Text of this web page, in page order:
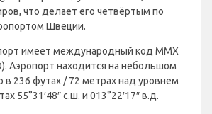
что делает его четвёртым по
Швеции.
имеет международный код MMX
Аэропорт находится на небольшом
в 236 футах / 72 метрах над уровнем
55°31′48″ с.ш. и 013°22′17″ в.д.